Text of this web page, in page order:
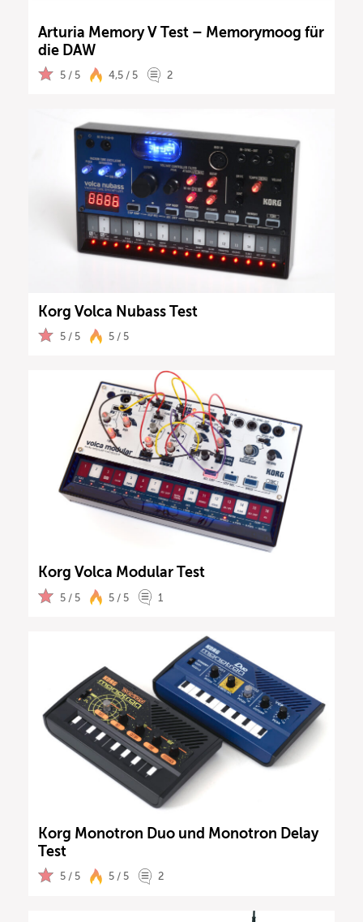
Arturia Memory V Test – Memorymoog für
die DAW
5 / 5 4,5 / 5 2
Korg Volca Nubass Test
5 / 5 5 / 5
Korg Volca Modular Test
5 / 5 5 / 5 1
Korg Monotron Duo und Monotron Delay
Test
5 / 5 5 / 5 2